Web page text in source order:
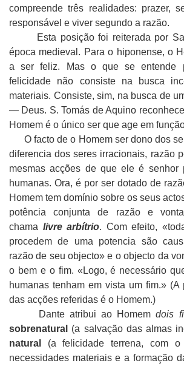
compreende três realidades: prazer,
responsável e viver segundo a razão.
Esta posição foi reiterada por
época medieval. Para o hiponense, o
a ser feliz. Mas o que se entende
felicidade não consiste na busca
materiais. Consiste, sim, na busca de
— Deus. S. Tomás de Aquino
Homem é o único ser que age em
O facto de o Homem ser dono dos
diferencia dos seres irracionais, razão
mesmas acções de que ele é senhor
humanas. Ora, é por ser dotado de
Homem tem domínio sobre os seus
potência conjunta de razão e
chama livre arbítrio. Com efeito,
procedem de uma potencia são
razão de seu objecto» e o objecto da
o bem e o fim. «Logo, é necessário
humanas tenham em vista um fim.» (A
das acções referidas é o Homem.)
Dante atribui ao Homemdois
sobrenatural
(a salvação das almas
natural
(a felicidade terrena, com o
necessidades materiais e a formação